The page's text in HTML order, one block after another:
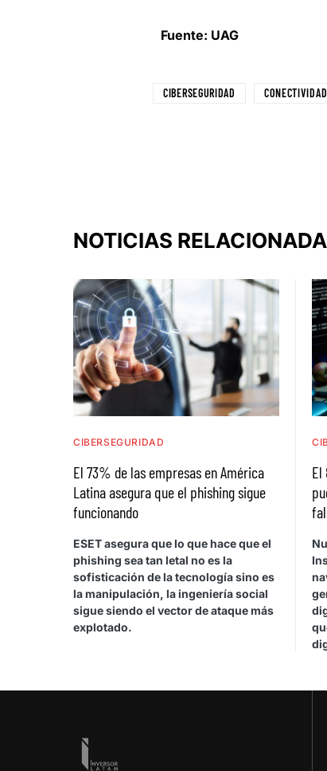
Fuente: UAG
CIBERSEGURIDAD CONECTIVIDAD
NOTICIAS
CIBERSEGURIDAD
El 73% de las empresas en América
Latina asegura que el phishing sigue
funcionando
ESET asegura que lo que hace que el
phishing sea tan letal no es la
sofisticación de la tecnología sino es
la manipulación, la ingeniería social
sigue siendo el vector de ataque más
explotado.
El